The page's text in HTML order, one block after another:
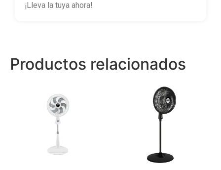
¡Lleva la tuya ahora!
Productos relacionados